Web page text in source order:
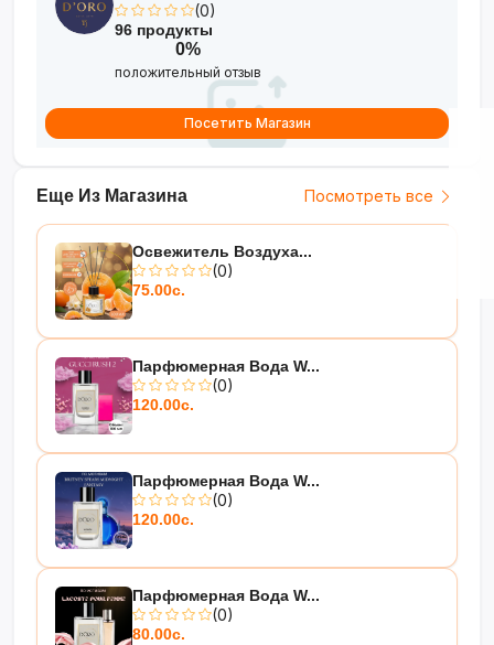
Еще Из Магазина Посмотреть все
Освежитель Воздуха...
(0)
75.00с.
Парфюмерная Вода W...
(0)
120.00с.
Парфюмерная Вода W...
(0)
120.00с.
Парфюмерная Вода W...
(0)
80.00с.
(0)
96 продукты
0%
положительный отзыв
Посетить Магазин